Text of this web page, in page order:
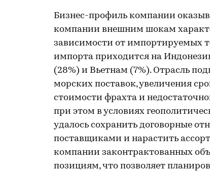
Бизнес-профиль компании
компании внешним шокам
зависимости от импортируемых
импорта приходится на
(28%) и Вьетнам (7%). Отрасль
морских поставок, увеличения
стоимости фрахта и
при этом в условиях
удалось сохранить договорные
поставщиками и нарастить
компании законтрактованных
позициям, что позволяет